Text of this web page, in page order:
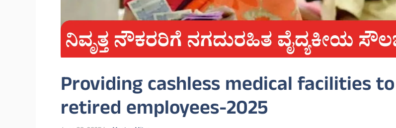
Providing cashless medical facilities to
retired employees-2025